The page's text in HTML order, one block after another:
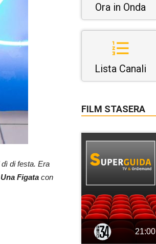
di festa. Era
Figata con
Ora in Onda
Lista Canali
FILM STASERA
21:00